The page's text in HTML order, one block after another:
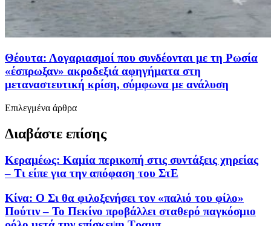
Θέουτα: Λογαριασμοί που συνδέονται με τη Ρωσία
«έσπρωξαν» ακροδεξιά αφηγήματα στη
μεταναστευτική κρίση, σύμφωνα με ανάλυση
Επιλεγμένα άρθρα
Διαβάστε επίσης
Kεραμέως: Καμία περικοπή στις συντάξεις χηρείας
– Τι είπε για την απόφαση του ΣτΕ
Κίνα: Ο Σι θα φιλοξενήσει τον «παλιό του φίλο»
Πούτιν – Το Πεκίνο προβάλλει σταθερό παγκόσμιο